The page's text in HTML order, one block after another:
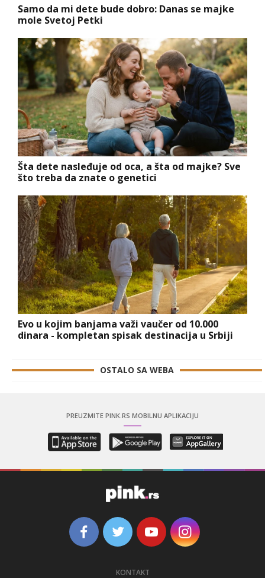
Samo da mi dete bude dobro: Danas se majke
mole Svetoj Petki
Šta dete nasleđuje od oca, a šta od majke? Sve
što treba da znate o genetici
Evo u kojim banjama važi vaučer od 10.000
dinara - kompletan spisak destinacija u Srbiji
OSTALO SA WEBA
PREUZMITE PINK.RS MOBILNU APLIKACIJU
KONTAKT